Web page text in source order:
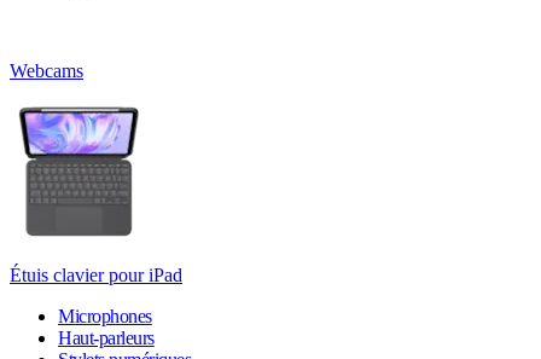
Webcams
Étuis clavier pour iPad
Microphones
Haut-parleurs